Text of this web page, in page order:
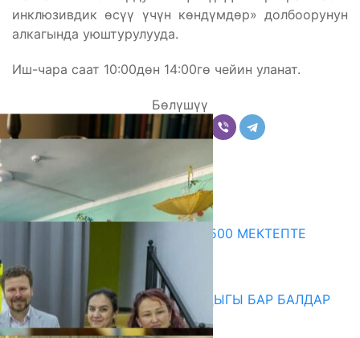
инклюзивдик өсүү үчүн көндүмдөр» долбоорунун
алкагында уюштурулууда.
Иш-чара саат 10:00дөн 14:00гө чейин уланат.
Бөлүшүү
Комментарийлер
Акыркы жаңылыктар
ПРЕЗИДЕНТТИН ЖАРЛЫГЫ: 500 МЕКТЕПТЕ
ШАХМАТ ИЙРИМИ АЧЫЛАТ
06.08.2026
СҮЛҮКТҮ: ӨЗГӨЧӨ МУКТАЖДЫГЫ БАР БАЛДАР
ҮЧҮН БОРБОР АЧЫЛДЫ